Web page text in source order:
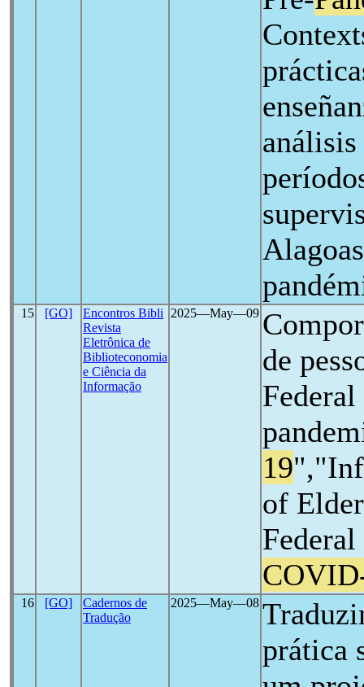
15 [GO]
Encontros Bibli
Revista
Eletrônica de
Biblioteconomia
e Ciência da
Informação
2025―May―09
de
19
of
16 [GO]
Cadernos de
Tradução
2025―May―08
prática